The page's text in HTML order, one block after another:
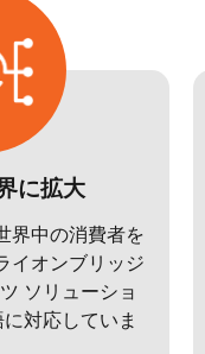
に拡大
界中の消費者を
イオンブリッジ
ソリューショ
対応していま